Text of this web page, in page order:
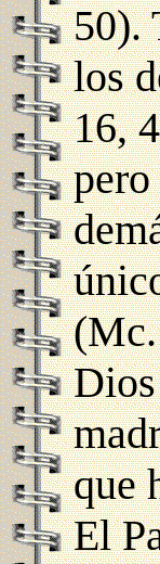
50).
los
16,
que
El